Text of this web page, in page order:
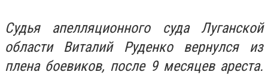
Судья апелляционного суда Луганской
области Виталий Руденко вернулся из
плена боевиков, после 9 месяцев ареста.